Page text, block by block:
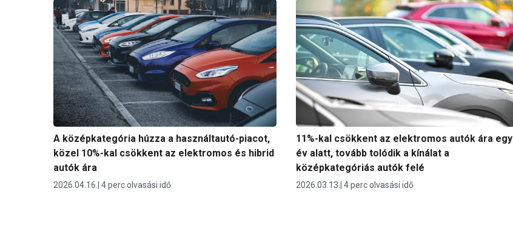
A középkategória húzza a használtautó-piacot,
közel 10%-kal csökkent az elektromos és hibrid
autók ára
2026.04.16. 4 perc olvasási idő
11%-kal csökkent az elektromos autók ára egy
év alatt, tovább tolódik a kínálat a
középkategóriás autók felé
2026.03.13. 4 perc olvasási idő